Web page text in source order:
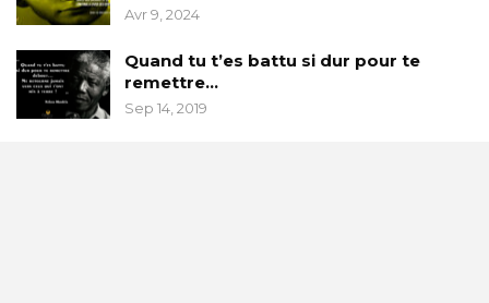
Avr 9, 2024
Quand tu t’es battu si dur pour te
remettre…
Sep 14, 2019